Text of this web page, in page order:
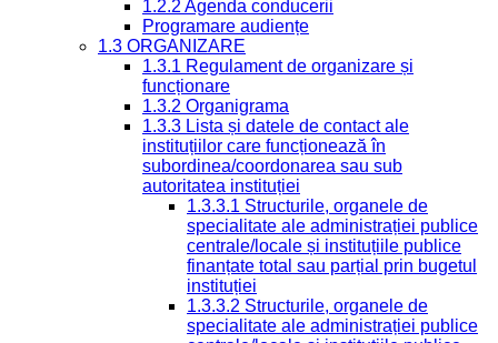
1.2.2 Agenda conducerii
Programare audiențe
1.3 ORGANIZARE
1.3.1 Regulament de organizare și
funcționare
1.3.2 Organigrama
1.3.3 Lista și datele de contact ale
instituțiilor care funcționează în
subordinea/coordonarea sau sub
autoritatea instituției
1.3.3.1 Structurile, organele de
specialitate ale administrației publice
centrale/locale și instituțiile publice
finanțate total sau parțial prin bugetul
instituției
1.3.3.2 Structurile, organele de
specialitate ale administrației publice